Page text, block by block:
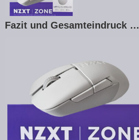
Fazit und Gesamteindruck …